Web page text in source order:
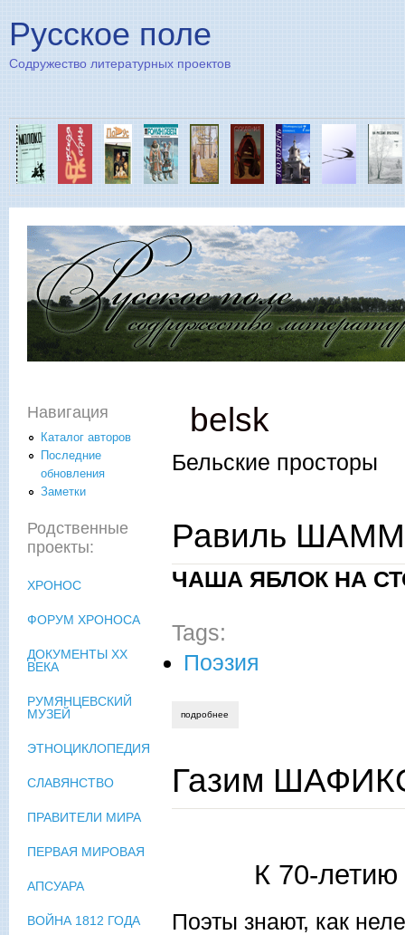
Русское поле
Содружество литературных проектов
belsk
Бельские просторы
Равиль
ЧАША ЯБЛОК НА
Tags:
Поэзия
подробнее
Газим
К 70-
Поэты знают, как
Навигация
Каталог авторов
Последние
обновления
Заметки
Родственные
проекты:
ХРОНОС
ФОРУМ ХРОНОСА
ДОКУМЕНТЫ XX
ВЕКА
РУМЯНЦЕВСКИЙ
МУЗЕЙ
ЭТНОЦИКЛОПЕДИЯ
СЛАВЯНСТВО
ПРАВИТЕЛИ МИРА
ПЕРВАЯ МИРОВАЯ
АПСУАРА
ВОЙНА 1812 ГОДА